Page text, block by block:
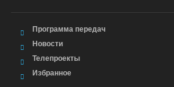
Программа передач
Новости
Телепроекты
Избранное